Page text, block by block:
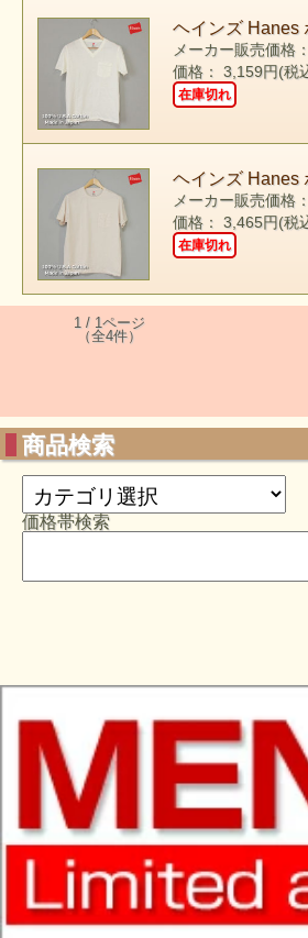
ヘインズ Hanes
メーカー販売価格
価格： 3,159円(税
在庫切れ
ヘインズ Hanes
メーカー販売価格
価格： 3,465円(税
在庫切れ
1 / 1ページ
（全4件）
商品検索
価格帯検索